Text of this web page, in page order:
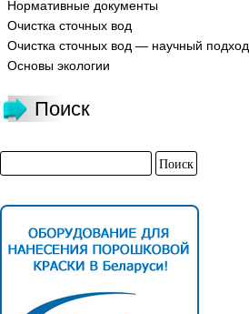
Нормативные документы
Очистка сточных вод
Очистка сточных вод — научный подход
Основы экологии
Поиск